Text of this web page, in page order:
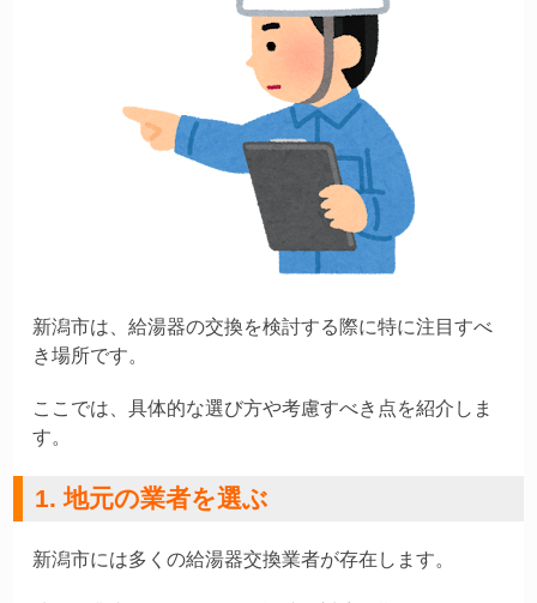
新潟市は、給湯器の交換を検討する際に特に注目すべ
き場所です。
ここでは、具体的な選び方や考慮すべき点を紹介しま
す。
1. 地元の業者を選ぶ
新潟市には多くの給湯器交換業者が存在します。